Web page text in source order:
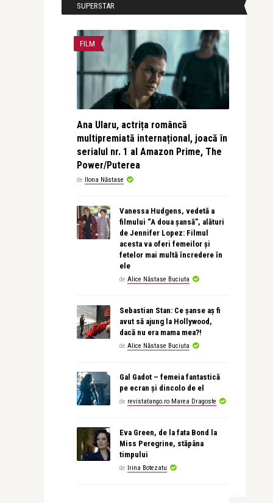
SUPERSTAR
FILM
Ana Ularu, actrița româncă
multipremiată internațional, joacă în
serialul nr. 1 al Amazon Prime, The
Power/Puterea
de Ilona Năstase
Vanessa Hudgens, vedetă a
filmului “A doua șansă”, alături
de Jennifer Lopez: Filmul
acesta va oferi femeilor și
fetelor mai multă încredere în
ele
de Alice Năstase Buciuta
Sebastian Stan: Ce șanse aș fi
avut să ajung la Hollywood,
dacă nu era mama mea?!
de Alice Năstase Buciuta
Gal Gadot – femeia fantastică
pe ecran și dincolo de el
de revistatango.ro Marea Dragoste
Eva Green, de la fata Bond la
Miss Peregrine, stăpâna
timpului
de Irina Botezatu